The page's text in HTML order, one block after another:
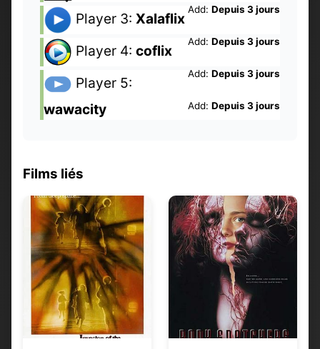
Add: Depuis 3 jours
Player 3: Xalaflix
Add: Depuis 3 jours
Player 4: coflix
Add: Depuis 3 jours
Player 5:
wawacity
Add: Depuis 3 jours
Films liés